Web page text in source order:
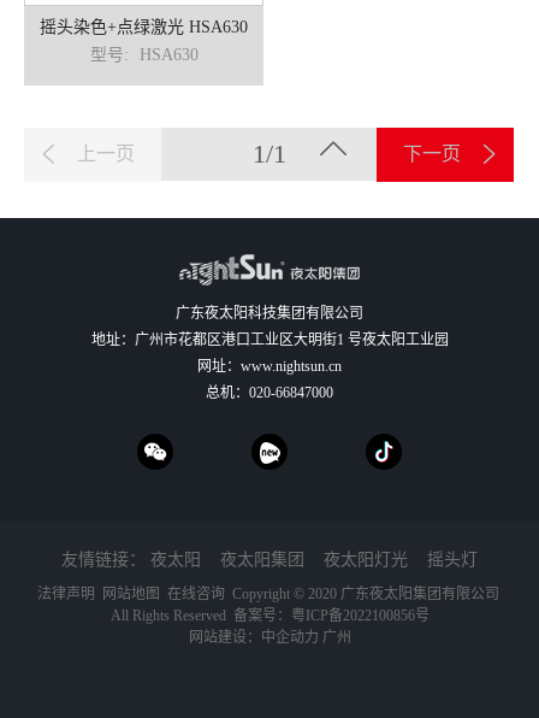
摇头染色+点绿激光 HSA630
型号:
HSA630
上一页 1/1 下一页
广东夜太阳科技集团有限公司
地址：广州市花都区港口工业区大明街1 号夜太阳工业园
网址： www.nightsun.cn
总机： 020-66847000
友情链接： 夜太阳 夜太阳集团 夜太阳灯光 摇头灯
法律声明 网站地图 在线咨询 Copyright © 2020 广东夜太阳集团有限公司
All Rights Reserved 备案号：
粤ICP备2022100856号
网站建设：
中企动力 广州